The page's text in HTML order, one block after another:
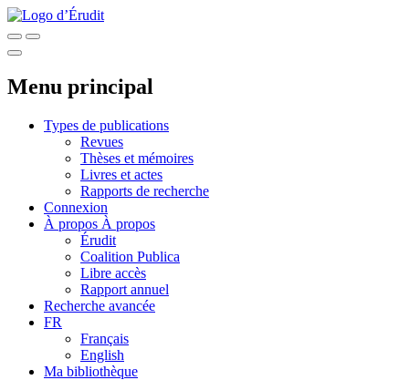
Menu principal
Types de publications
Revues
Thèses et mémoires
Livres et actes
Rapports de recherche
Connexion
À propos À propos
Érudit
Coalition Publica
Libre accès
Rapport annuel
Recherche avancée
FR
Français
English
Ma bibliothèque